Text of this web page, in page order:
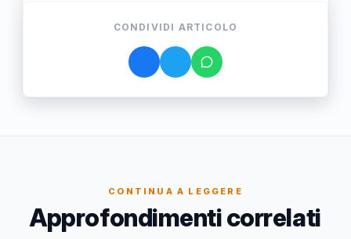
CONDIVIDI ARTICOLO
CONTINUA A LEGGERE
Approfondimenti correlati